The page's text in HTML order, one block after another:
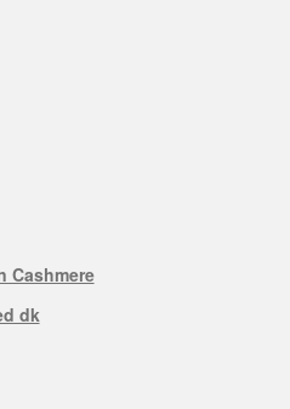
Cashmere
dk